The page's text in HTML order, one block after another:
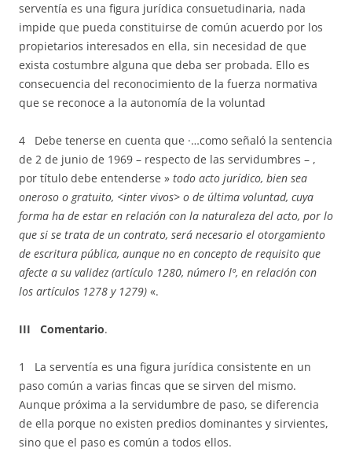
serventía es una figura jurídica consuetudinaria, nada
impide que pueda constituirse de común acuerdo por los
propietarios interesados en ella, sin necesidad de que
exista costumbre alguna que deba ser probada. Ello es
consecuencia del reconocimiento de la fuerza normativa
que se reconoce a la autonomía de la voluntad
4 Debe tenerse en cuenta que ·…como señaló la sentencia
de 2 de junio de 1969 – respecto de las servidumbres – ,
por título debe entenderse » todo acto jurídico, bien sea
oneroso o gratuito, <inter vivos> o de última voluntad, cuya
forma ha de estar en relación con la naturaleza del acto, por lo
que si se trata de un contrato, será necesario el otorgamiento
de escritura pública, aunque no en concepto de requisito que
afecte a su validez (artículo 1280, número lº, en relación con
los artículos 1278 y 1279) «.
III Comentario.
1 La serventía es una figura jurídica consistente en un
paso común a varias fincas que se sirven del mismo.
Aunque próxima a la servidumbre de paso, se diferencia
de ella porque no existen predios dominantes y sirvientes,
sino que el paso es común a todos ellos.